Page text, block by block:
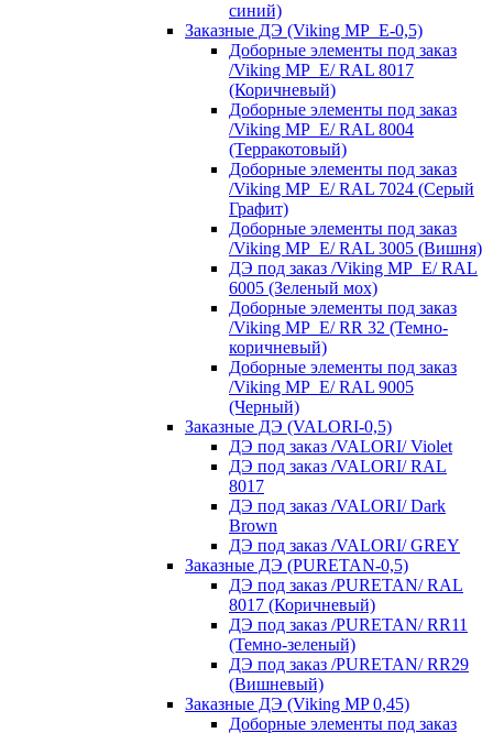
синий)
Заказные ДЭ (Viking MP_E-0,5)
Доборные элементы под заказ
/Viking MP_E/ RAL 8017
(Коричневый)
Доборные элементы под заказ
/Viking MP_E/ RAL 8004
(Терракотовый)
Доборные элементы под заказ
/Viking MP_E/ RAL 7024 (Серый
Графит)
Доборные элементы под заказ
/Viking MP_E/ RAL 3005 (Вишня)
ДЭ под заказ /Viking MP_E/ RAL
6005 (Зеленый мох)
Доборные элементы под заказ
/Viking MP_E/ RR 32 (Темно-
коричневый)
Доборные элементы под заказ
/Viking MP_E/ RAL 9005
(Черный)
Заказные ДЭ (VALORI-0,5)
ДЭ под заказ /VALORI/ Violet
ДЭ под заказ /VALORI/ RAL
8017
ДЭ под заказ /VALORI/ Dark
Brown
ДЭ под заказ /VALORI/ GREY
Заказные ДЭ (PURETAN-0,5)
ДЭ под заказ /PURETAN/ RAL
8017 (Коричневый)
ДЭ под заказ /PURETAN/ RR11
(Темно-зеленый)
ДЭ под заказ /PURETAN/ RR29
(Вишневый)
Заказные ДЭ (Viking MP 0,45)
Доборные элементы под заказ